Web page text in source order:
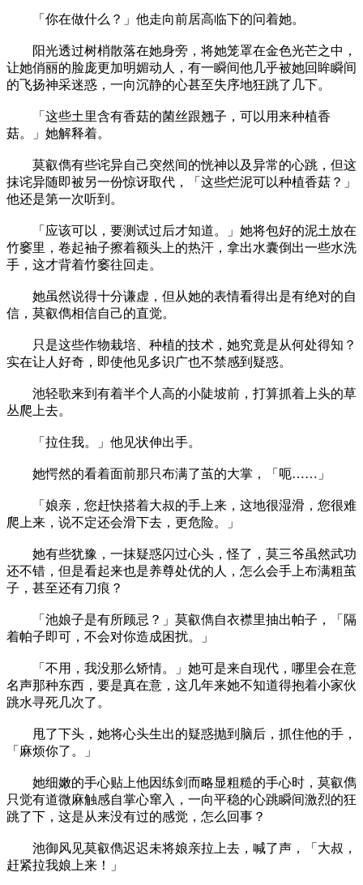
「你在做什么？」他走向前居高临下的问着她。
阳光透过树梢散落在她身旁，将她笼罩在金色光芒之中，
让她俏丽的脸庞更加明媚动人，有一瞬间他几乎被她回眸瞬间
的飞扬神采迷惑，一向沉静的心甚至失序地狂跳了几下。
「这些土里含有香菇的菌丝跟翘子，可以用来种植香
菇。」她解释着。
莫叡儁有些诧异自己突然间的恍神以及异常的心跳，但这
抹诧异随即被另一份惊讶取代，「这些烂泥可以种植香菇？」
他还是第一次听到。
「应该可以，要测试过后才知道。」她将包好的泥土放在
竹窭里，卷起袖子擦着额头上的热汗，拿出水囊倒出一些水洗
手，这才背着竹窭往回走。
她虽然说得十分谦虚，但从她的表情看得出是有绝对的自
信，莫叡儁相信自己的直觉。
只是这些作物栽培、种植的技术，她究竟是从何处得知？
实在让人好奇，即使他见多识广也不禁感到疑惑。
池轻歌来到有着半个人高的小陡坡前，打算抓着上头的草
丛爬上去。
「拉住我。」他见状伸出手。
她愕然的看着面前那只布满了茧的大掌，「呃……」
「娘亲，您赶快搭着大叔的手上来，这地很湿滑，您很难
爬上来，说不定还会滑下去，更危险。」
她有些犹豫，一抹疑惑闪过心头，怪了，莫三爷虽然武功
还不错，但是看起来也是养尊处优的人，怎么会手上布满粗茧
子，甚至还有刀痕？
「池娘子是有所顾忌？」莫叡儁自衣襟里抽出帕子，「隔
着帕子即可，不会对你造成困扰。」
「不用，我没那么矫情。」她可是来自现代，哪里会在意
名声那种东西，要是真在意，这几年来她不知道得抱着小家伙
跳水寻死几次了。
甩了下头，她将心头生出的疑惑抛到脑后，抓住他的手，
「麻烦你了。」
她细嫩的手心贴上他因练剑而略显粗糙的手心时，莫叡儁
只觉有道微麻触感自掌心窜入，一向平稳的心跳瞬间激烈的狂
跳了下，这是从来没有过的感觉，怎么回事？
池御风见莫叡儁迟迟未将娘亲拉上去，喊了声，「大叔，
赶紧拉我娘上来！」